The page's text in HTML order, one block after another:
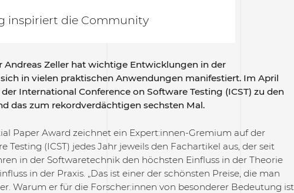
inspiriert die Community
Andreas Zeller hat wichtige Entwicklungen in der
in vielen praktischen Anwendungen manifestiert. Im April
International Conference on Software Testing (ICST) zu den
das zum rekordverdächtigen sechsten Mal.
Paper Award zeichnet ein Expert:innen-Gremium auf der
(ICST) jedes Jahr jeweils den Fachartikel aus, der seit
in der Softwaretechnik den höchsten Einfluss in der Theorie
in der Praxis. „Das ist einer der schönsten Preise, die man
Warum er für die Forscher:innen von besonderer Bedeutung ist,